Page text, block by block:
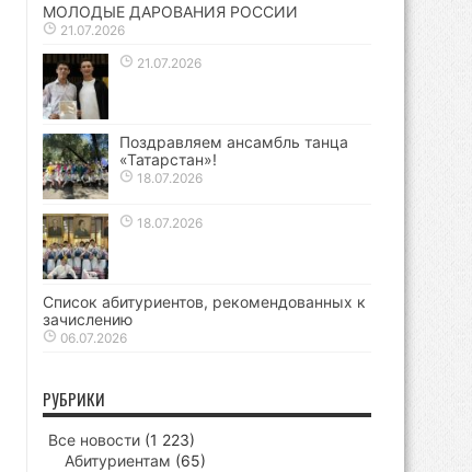
МОЛОДЫЕ ДАРОВАНИЯ РОССИИ
21.07.2026
21.07.2026
Поздравляем ансамбль танца
«Татарстан»!
18.07.2026
18.07.2026
Список абитуриентов, рекомендованных к
зачислению
06.07.2026
РУБРИКИ
Все новости (1 223)
Абитуриентам (65)